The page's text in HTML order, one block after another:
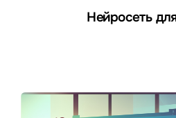
Нейросеть